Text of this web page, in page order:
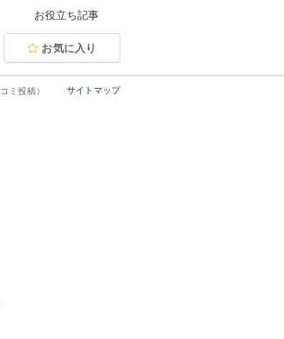
お役立ち記事
お気に入り
サイトマップ
ミ投稿）